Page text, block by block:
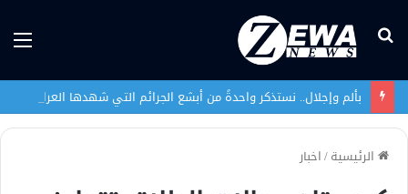
بحث
بألم وإجلال.. نستذكر واحدةً من أبشع الجرائم التي شهدها العراق في تاريخه الحديث
الرئيسية/اخبار